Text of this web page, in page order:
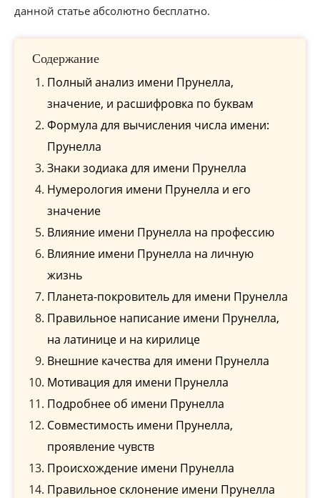
данной статье абсолютно бесплатно.
Содержание
Полный анализ имени Прунелла,
значение, и расшифровка по буквам
Формула для вычисления числа имени:
Прунелла
Знаки зодиака для имени Прунелла
Нумерология имени Прунелла и его
значение
Влияние имени Прунелла на профессию
Влияние имени Прунелла на личную
жизнь
Планета-покровитель для имени Прунелла
Правильное написание имени Прунелла,
на латинице и на кирилице
Внешние качества для имени Прунелла
Мотивация для имени Прунелла
Подробнее об имени Прунелла
Совместимость имени Прунелла,
проявление чувств
Происхождение имени Прунелла
Правильное склонение имени Прунелла